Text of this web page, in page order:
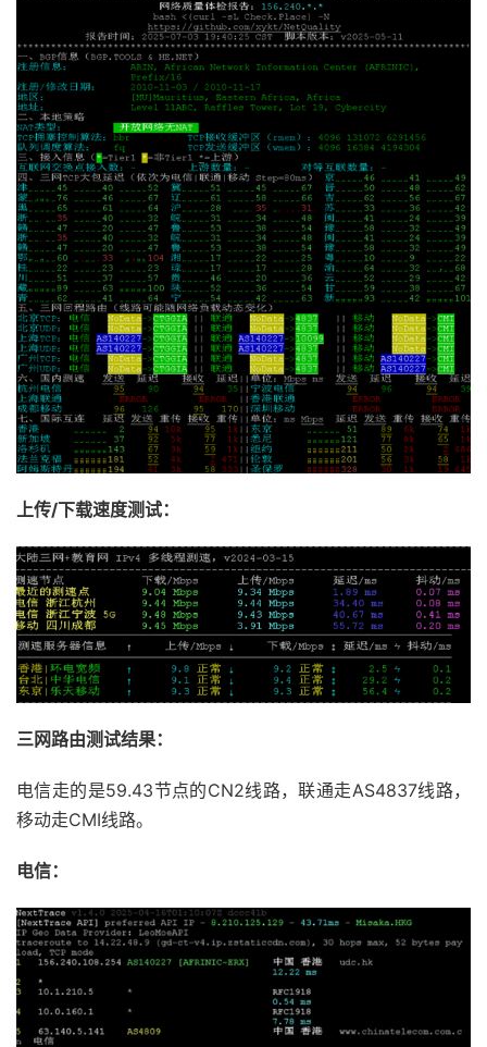
上传/下载速度测试：
三网路由测试结果：
电信走的是59.43节点的CN2线路，联通走AS4837线路，
移动走CMI线路。
电信：